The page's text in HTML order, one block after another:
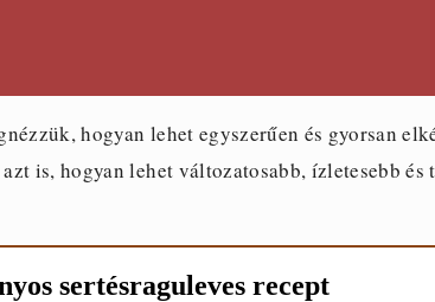
hogyan lehet egyszerűen és gyorsan
is, hogyan lehet változatosabb, ízletesebb
sertésraguleves recept